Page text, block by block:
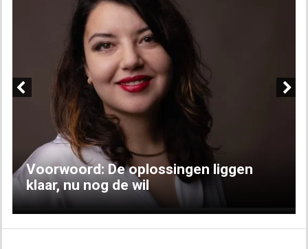
Voorwoord: De oplossingen liggen
klaar, nu nog de wil